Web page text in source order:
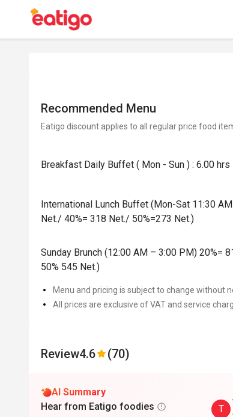
Recommended Menu
Eatigo discount applies to all regular price food
Breakfast Daily Buffet ( Mon - Sun ) : 6.00 hrs
International Lunch Buffet (Mon-Sat 11:30
Net./ 40%= 318 Net./ 50%=273 Net.)
Sunday Brunch (12:00 AM – 3:00 PM) 20%=
50% 545 Net.)
Menu and pricing is subject to change without
All prices are exclusive of VAT and service
Review4.6 (70)
AI Summary
Hear from Eatigo foodies
T